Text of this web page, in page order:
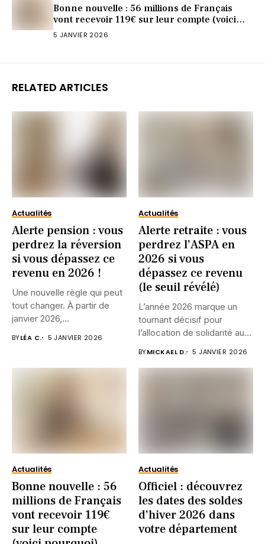
Bonne nouvelle : 56 millions de Français
vont recevoir 119€ sur leur compte (voici
pourquoi)
5 JANVIER 2026
RELATED ARTICLES
Actualités
Alerte pension : vous
perdrez la réversion
si vous dépassez ce
revenu en 2026 !
Une nouvelle règle qui peut
tout changer. À partir de
janvier 2026,...
BYLÉA C. 5 JANVIER 2026
Actualités
Alerte retraite : vous
perdrez l’ASPA en
2026 si vous
dépassez ce revenu
(le seuil révélé)
L’année 2026 marque un
tournant décisif pour
l’allocation de solidarité aux
BYMICKAEL D. 5 JANVIER 2026
Actualités
Bonne nouvelle : 56
millions de Français
vont recevoir 119€
sur leur compte
Actualités
Officiel : découvrez
les dates des soldes
d’hiver 2026 dans
votre département